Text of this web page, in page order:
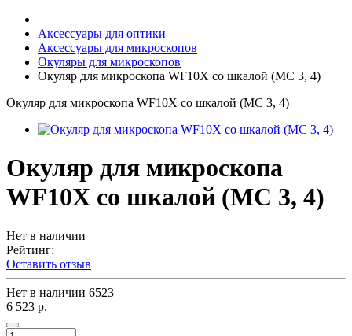
Аксессуары для оптики
Аксессуары для микроскопов
Окуляры для микроскопов
Окуляр для микроскопа WF10X со шкалой (MC 3, 4)
Окуляр для микроскопа WF10X со шкалой (MC 3, 4)
Окуляр для микроскопа
WF10X со шкалой (MC 3, 4)
Нет в наличии
Рейтинг:
Оставить отзыв
Нет в наличии 6523
6 523 р.